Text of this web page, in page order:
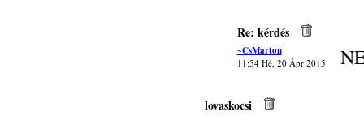
Re: kérdés
~CsMarton
11:54 Hé, 20 Ápr 2015
lovaskocsi